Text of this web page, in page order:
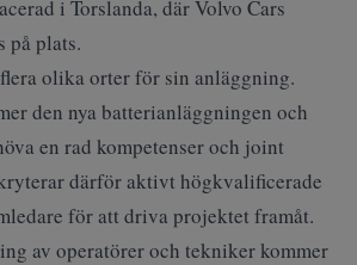
i Torslanda, där Volvo Cars
på plats.
olika orter för sin anläggning.
den nya batterianläggningen och
en rad kompetenser och joint
därför aktivt högkvalificerade
för att driva projektet framåt.
av operatörer och tekniker kommer